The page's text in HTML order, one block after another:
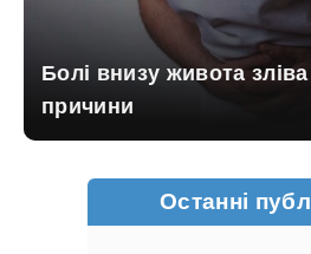
Болі внизу живота зліва
причини
Останні